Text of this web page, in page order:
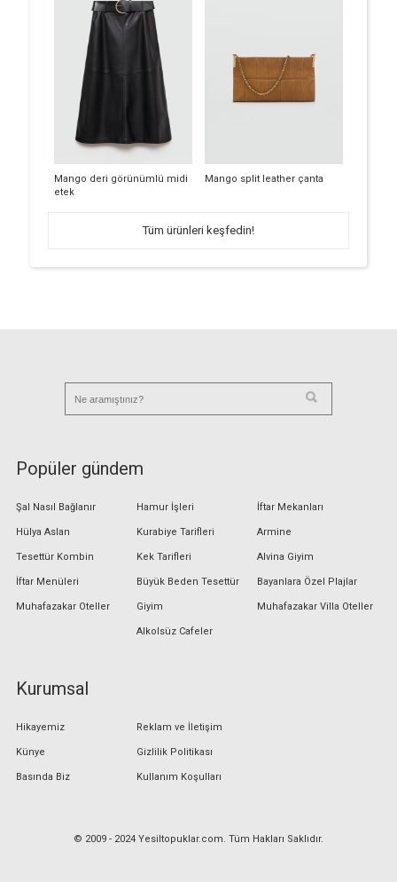
Mango deri görünümlü midi
etek
Mango split leather çanta
Tüm ürünleri keşfedin!
Popüler gündem
Şal Nasıl Bağlanır
Hülya Aslan
Tesettür Kombin
İftar Menüleri
Muhafazakar Oteller
Hamur İşleri
Kurabiye Tarifleri
Kek Tarifleri
Büyük Beden Tesettür
Giyim
Alkolsüz Cafeler
İftar Mekanları
Armine
Alvina Giyim
Bayanlara Özel Plajlar
Muhafazakar Villa Oteller
Kurumsal
Hikayemiz
Künye
Basında Biz
Reklam ve İletişim
Gizlilik Politikası
Kullanım Koşulları
© 2009 - 2024 Yesiltopuklar.com. Tüm Hakları Saklıdır.